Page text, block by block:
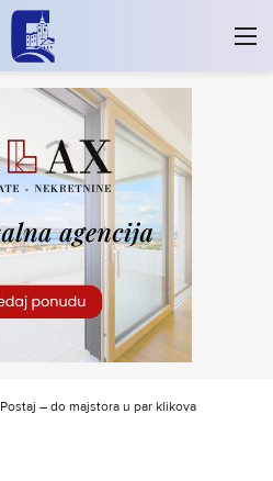
Postaj – do majstora u par klikova